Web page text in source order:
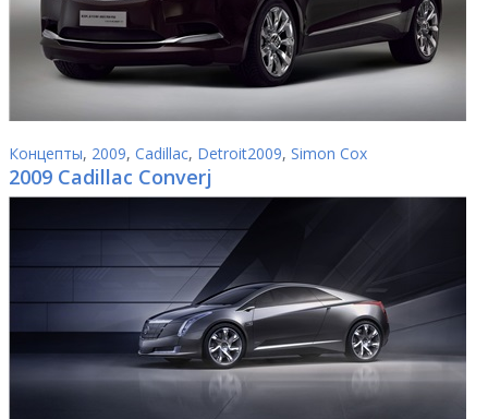
Концепты, 2009, Cadillac, Detroit2009, Simon Cox
2009 Cadillac Converj